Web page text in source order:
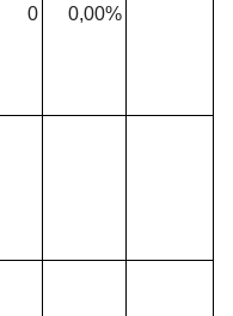
0 0,00%